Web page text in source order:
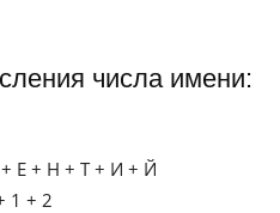
числа имени:
Е + Н + Т + И + Й
1 + 2